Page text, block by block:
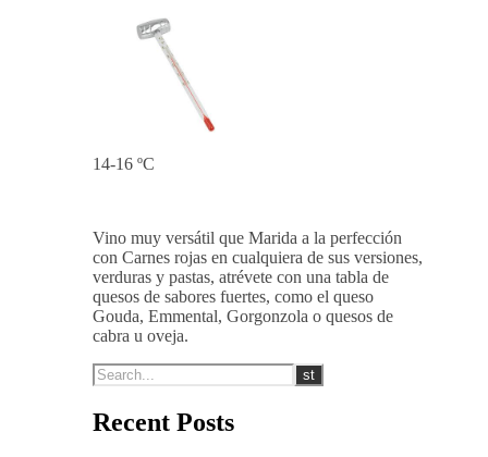
14-16 ºC
Vino muy versátil que Marida a la perfección
con Carnes rojas en cualquiera de sus versiones,
verduras y pastas, atrévete con una tabla de
quesos de sabores fuertes, como el queso
Gouda, Emmental, Gorgonzola o quesos de
cabra u oveja.
Recent Posts